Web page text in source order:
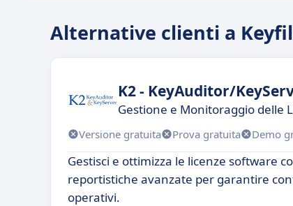
Alternative clienti a
K2 - KeyAuditor/
Gestione e Monitoraggio delle
Versione gratuita Prova gratuita Demo
Gestisci e ottimizza le licenze software
reportistiche avanzate per garantire
operativi.